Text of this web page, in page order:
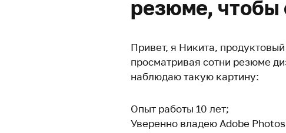
резюме, чтобы
Привет, я Никита,
просматривая сотни резюме
наблюдаю такую картину:
Опыт работы 10 лет;
Уверенно владею Adobe